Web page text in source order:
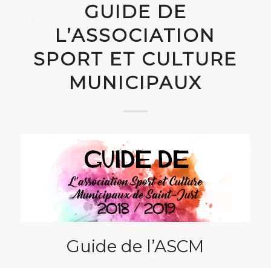
GUIDE DE
L’ASSOCIATION
SPORT ET CULTURE
MUNICIPAUX
Guide de l’ASCM